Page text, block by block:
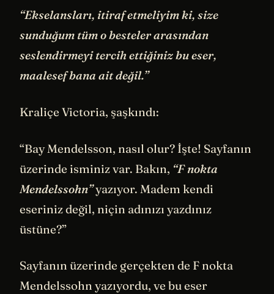
“Ekselansları, itiraf etmeliyim ki, size
sunduğum tüm o besteler arasından
seslendirmeyi tercih ettiğiniz bu eser,
maalesef bana ait değil.”
Kraliçe Victoria, şaşkındı:
“Bay Mendelsson, nasıl olur? İşte! Sayfanın
üzerinde isminiz var. Bakın, “F nokta
Mendelssohn”yazıyor. Madem kendi
eseriniz değil, niçin adınızı yazdınız
üstüne?”
Sayfanın üzerinde gerçekten de F nokta
Mendelssohn yazıyordu, ve bu eser